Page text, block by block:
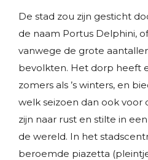
De stad zou zijn gesticht
de naam Portus Delphini,
vanwege de grote
bevolkten. Het dorp heeft
zomers als ’s winters, en
welk seizoen dan ook voor
zijn naar rust en stilte in
de wereld. In het
beroemde piazetta